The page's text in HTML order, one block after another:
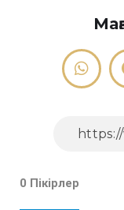
0 Пікірлер